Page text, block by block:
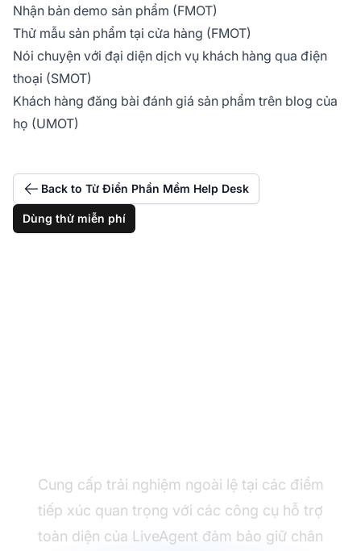
Nhận bản demo sản phẩm (FMOT)
Thử mẫu sản phẩm tại cửa hàng (FMOT)
Nói chuyện với đại diện dịch vụ khách hàng qua điện
thoại (SMOT)
Khách hàng đăng bài đánh giá sản phẩm trên blog của
họ (UMOT)
Back to Từ Điển Phần Mềm Help Desk
Dùng thử miễn phí
Cung cấp trải nghiệm ngoài lệ tại các điểm
tiếp xúc quan trọng với các công cụ hỗ trợ
toàn diện của LiveAgent đảm bảo giữ chân